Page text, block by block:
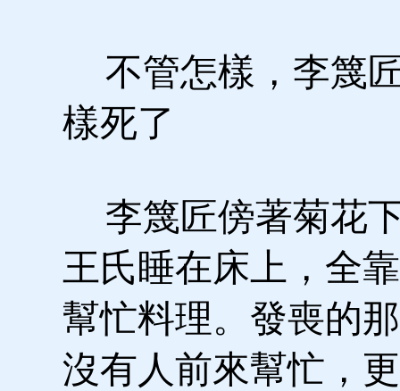
不管怎樣，李篾
樣死了
李篾匠傍著菊花
王氏睡在床上，全
幫忙料理。發喪的
沒有人前來幫忙，